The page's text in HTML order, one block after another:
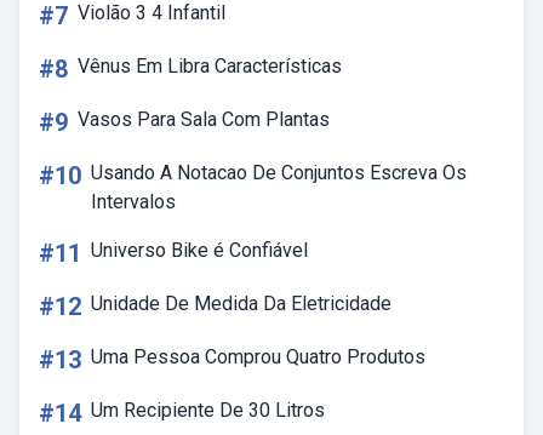
#7 Violão 3 4 Infantil
#8 Vênus Em Libra Características
#9 Vasos Para Sala Com Plantas
#10 Usando A Notacao De Conjuntos Escreva Os
Intervalos
#11 Universo Bike é Confiável
#12 Unidade De Medida Da Eletricidade
#13 Uma Pessoa Comprou Quatro Produtos
#14 Um Recipiente De 30 Litros